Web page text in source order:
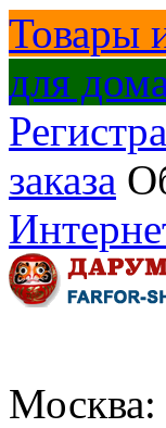
Товары
для
заказа
Москва: